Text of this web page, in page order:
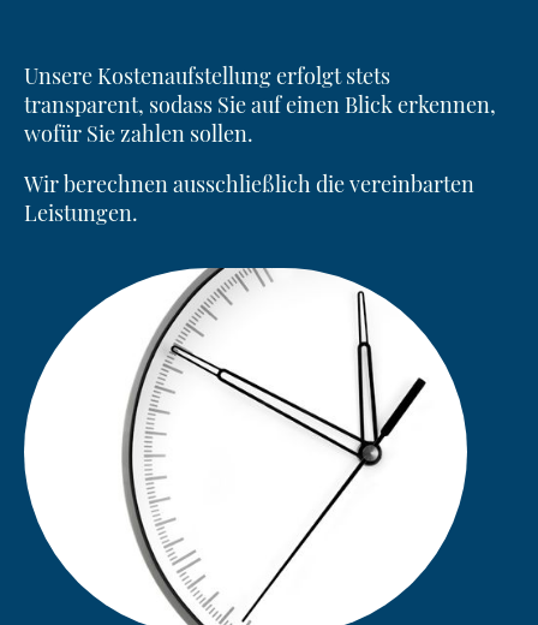
Unsere Kostenaufstellung erfolgt stets
transparent, sodass Sie auf einen Blick erkennen,
wofür Sie zahlen sollen.
Wir berechnen ausschließlich die vereinbarten
Leistungen.